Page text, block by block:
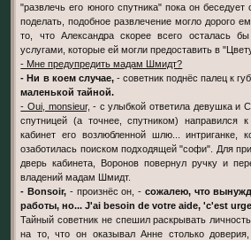
"развлечь его юного спутника" пока он
поделать, подобное развлечение могло дорого
то, что Александра скорее всего осталась
услугами, которые ей могли предоставить в
- Мне предупредить мадам Шмидт?
- Ни в коем случае, - советник поднёс палец к
маленькой тайной.
- Оui, monsieur, - с улыбкой ответила девушка и
спутницей (а точнее, спутником) направился
кабинет его возлюбленной шлю... интриганке,
озаботилась поиском подходящей "софи". Для
дверь кабинета, Воронов повернул ручку и
владений мадам Шмидт.
- Bonsoir, - произнёс он, - сожалею, что
работы, но... J'ai besoin de votre aide, 'c'est
Тайный советник не спешил раскрывать
на то, что он оказывал Анне столько доверия,